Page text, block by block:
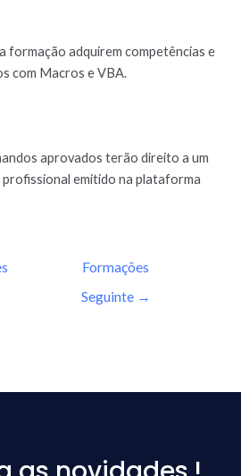
formação adquirem competências e
com Macros e VBA.
aprovados terão direito a um
emitido na plataforma
Formações
Seguinte →